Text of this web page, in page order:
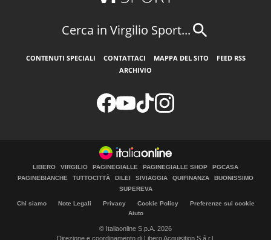
Cerca in Virgilio Sport...
CONTENUTI SPECIALI CONTATTACI MAPPA DEL SITO
FEED RSS
ARCHIVIO
LIBERO VIRGILIO PAGINEGIALLE PAGINEGIALLE SHOP
PGCASA
PAGINEBIANCHE
TUTTOCITTÀ DILEI SIVIAGGIA QUIFINANZA
BUONISSIMO
SUPEREVA
Chi siamo Note Legali Privacy Cookie Policy
Preferenze sui cookie
Aiuto
© Italiaonline S.p.A. 2026
Direzione e coordinamento di Libero Acquisition S.á r.l.